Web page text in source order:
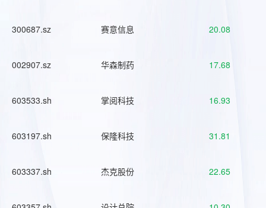
300687.sz 赛意信息 20.08
002907.sz 华森制药 17.68
603533.sh 掌阅科技 16.93
603197.sh 保隆科技 31.81
603337.sh 杰克股份 22.65